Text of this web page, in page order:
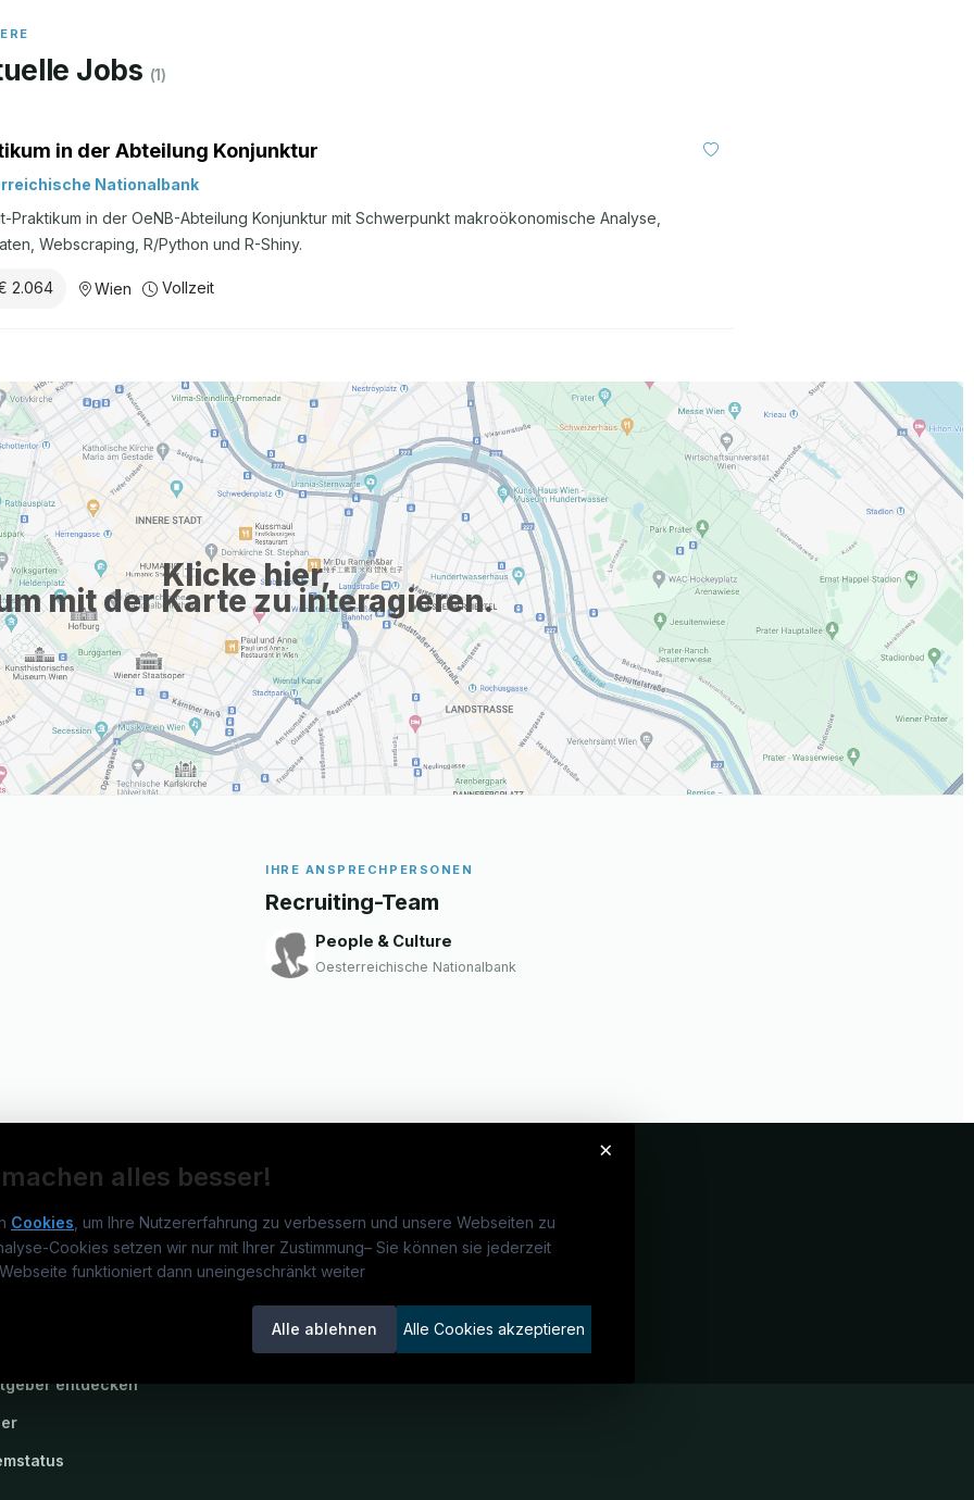
Jobs (1)
in der Abteilung Konjunktur
Nationalbank
Praktikum in der OeNB-Abteilung Konjunktur mit Schwerpunkt makroökonomische Analyse,
Webscraping, R/Python und R-Shiny.
2.064 Wien Vollzeit
Klicke hier,
mit der Karte zu interagieren.
IHRE ANSPRECHPERSONEN
Recruiting-Team
People & Culture
Oesterreichische Nationalbank
×
alles besser!
Cookies , um Ihre Nutzererfahrung zu verbessern und unsere Webseiten zu
Cookies setzen wir nur mit Ihrer Zustimmung– Sie können sie jederzeit
funktioniert dann uneingeschränkt weiter
Alle ablehnen Alle Cookies akzeptieren
entdecken
Jobs
Jobkategorien Kandidaten finden